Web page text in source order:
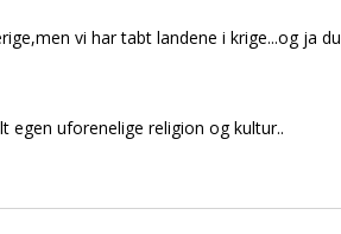
vi har tabt landene i krige...og ja du
egen uforenelige religion og kultur..